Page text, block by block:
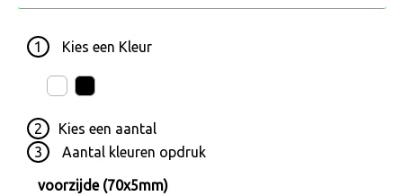
1 Kies een Kleur
2 Kies een aantal
3
Aantal kleuren opdruk
voorzijde (70x5mm)